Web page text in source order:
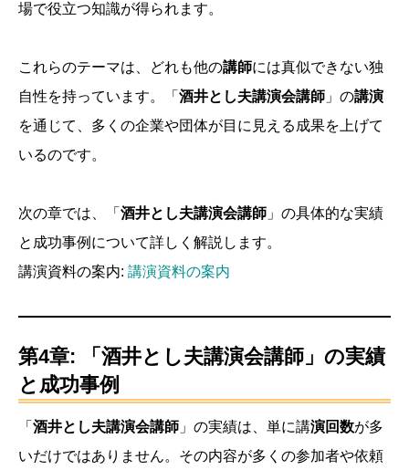
場で役立つ知識が得られます。
これらのテーマは、どれも他の講師には真似できない独
自性を持っています。「 酒井とし夫講演会講師 」の講演
を通じて、多くの企業や団体が目に見える成果を上げて
いるのです。
次の章では、「 酒井とし夫講演会講師 」の具体的な実績
と成功事例について詳しく解説します。
講演資料の案内: 講演資料の案内
第4章: 「酒井とし夫講演会講師」の実績
と成功事例
「 酒井とし夫講演会講師 」の実績は、単に講演回数が多
いだけではありません。その内容が多くの参加者や依頼